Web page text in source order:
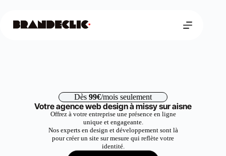
Dès 99€/mois seulement
Votre agence web design à missy sur aisne
Offrez à votre entreprise une présence en ligne
unique et engageante.
Nos experts en design et développement sont là
pour créer un site sur mesure qui reflète votre
identité.